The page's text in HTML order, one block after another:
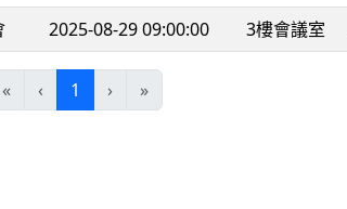
2025-08-29 09:00:00 3樓會議室
« ‹ 1 (current)
› »